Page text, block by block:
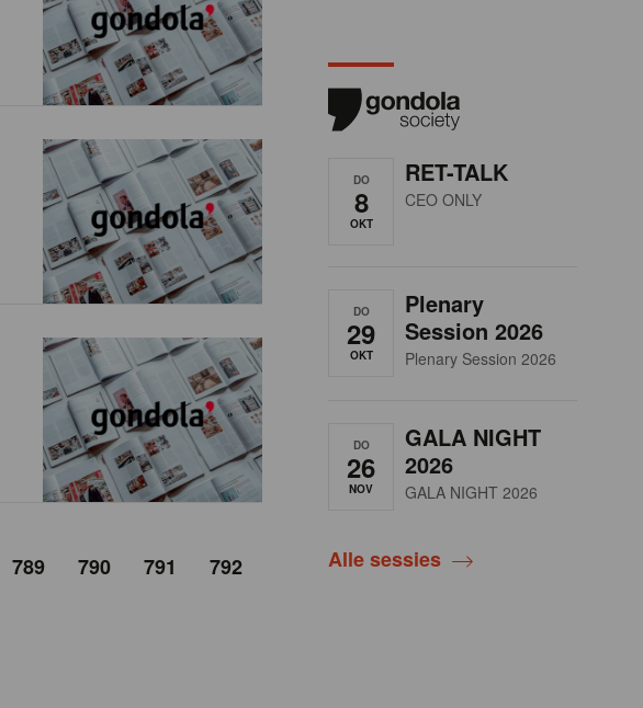
789 790 791 792
DO
8
OKT
RET-TALK
CEO ONLY
DO
29
OKT
Plenary
Session 2026
Plenary Session 2026
DO
26
NOV
GALA NIGHT
2026
GALA NIGHT 2026
Alle sessies